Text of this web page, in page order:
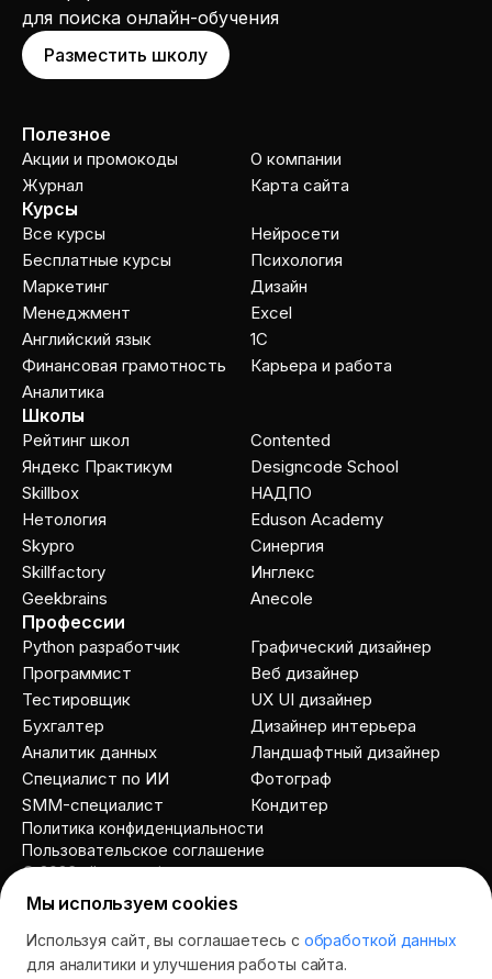
для поиска онлайн-обучения
Разместить школу
Полезное
Акции и промокоды
Журнал
О компании
Карта сайта
Курсы
Все курсы
Бесплатные курсы
Маркетинг
Менеджмент
Английский язык
Финансовая грамотность
Аналитика
Нейросети
Психология
Дизайн
Excel
1C
Карьера и работа
Школы
Рейтинг школ
Яндекс Практикум
Skillbox
Нетология
Skypro
Skillfactory
Geekbrains
Contented
Designcode School
НАДПО
Eduson Academy
Cинергия
Инглекс
Anecole
Профессии
Python разработчик
Программист
Тестировщик
Бухгалтер
Аналитик данных
Специалист по ИИ
SMM-специалист
Графический дизайнер
Веб дизайнер
UX UI дизайнер
Дизайнер интерьера
Ландшафтный дизайнер
Фотограф
Кондитер
© 2026 allcourses.io
Пользовательское соглашение
Политика конфиденциальности
Мы используем cookies
Используя сайт, вы соглашаетесь с обработкой данных
для аналитики и улучшения работы сайта.